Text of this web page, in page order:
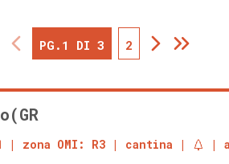
PG.1 DI 3 2
zona OMI: R3 cantina